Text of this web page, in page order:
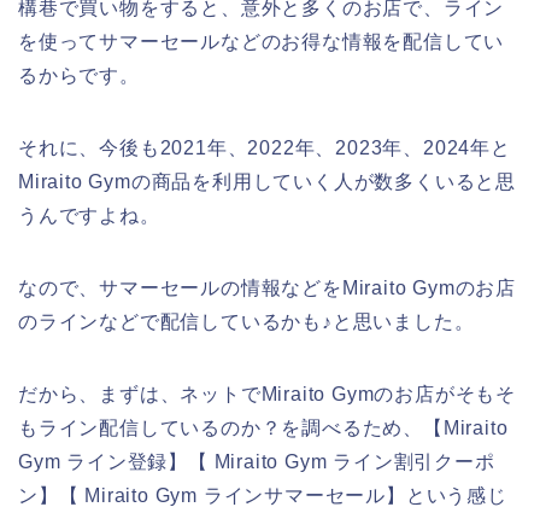
構巷で買い物をすると、意外と多くのお店で、ライン
を使ってサマーセールなどのお得な情報を配信してい
るからです。
それに、今後も2021年、2022年、2023年、2024年と
Miraito Gymの商品を利用していく人が数多くいると思
うんですよね。
なので、サマーセールの情報などをMiraito Gymのお店
のラインなどで配信しているかも♪と思いました。
だから、まずは、ネットでMiraito Gymのお店がそもそ
もライン配信しているのか？を調べるため、【Miraito
Gym ライン登録】【 Miraito Gym ライン割引クーポ
ン】【 Miraito Gym ラインサマーセール】という感じ